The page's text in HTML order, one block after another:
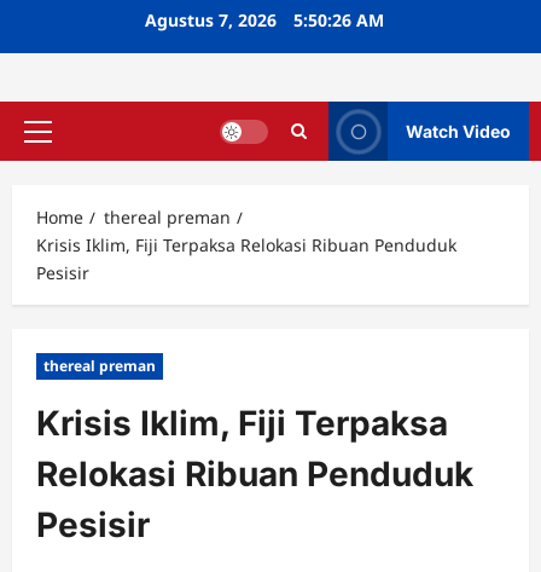
Agustus 7, 2026 5:50:27 AM
Primary
Watch Video
Home
thereal preman
Krisis Iklim, Fiji Terpaksa Relokasi Ribuan Penduduk
Pesisir
thereal preman
Krisis Iklim, Fiji Terpaksa
Relokasi Ribuan Penduduk
Pesisir